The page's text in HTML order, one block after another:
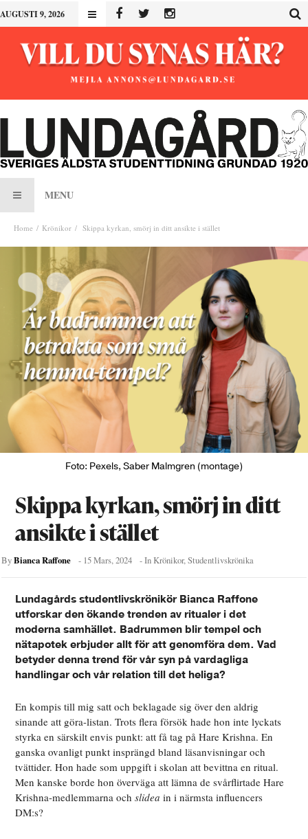
AUGUSTI 9, 2026
MENU
Home Krönikor Skippa kyrkan, smörj in ditt ansikte i stället
Foto: Pexels, Saber Malmgren (montage)
Skippa kyrkan, smörj in ditt
ansikte i stället
ByBianca Raffone - 15 Mars, 2024 - In Krönikor,Studentlivskrönika
Lundagårds studentlivskrönikör Bianca Raffone
utforskar den ökande trenden av ritualer i det
moderna samhället. Badrummen blir tempel och
nätapotek erbjuder allt för att genomföra dem. Vad
betyder denna trend för vår syn på vardagliga
handlingar och vår relation till det heliga?
En kompis till mig satt och beklagade sig över den aldrig
sinande att göra-listan. Trots flera försök hade hon inte lyckats
styrka en särskilt envis punkt: att få tag på Hare Krishna. En
ganska ovanligt punkt insprängd bland läsanvisningar och
tvättider. Hon hade som uppgift i skolan att bevittna en ritual.
Men kanske borde hon överväga att lämna de svårflirtade Hare
Krishna-medlemmarna ochslidea in i närmsta influencers
DM:s?